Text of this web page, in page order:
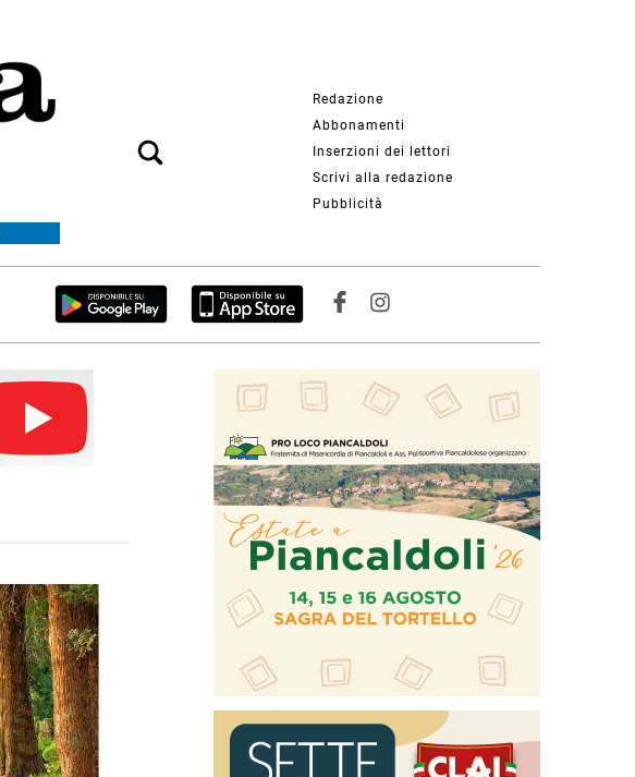
Redazione
Abbonamenti
Inserzioni dei lettori
Scrivi alla redazione
Pubblicità